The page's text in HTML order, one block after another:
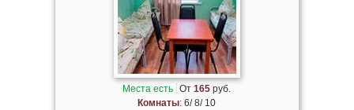
Места есть От165 руб.
Комнаты: 6/ 8/ 10